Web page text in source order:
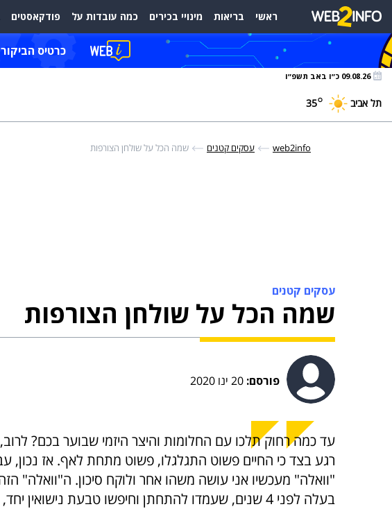
ראשי בריאות מינויי בכירים כמה עובדות על פודקאסטים
כרטיס
09.08.26 כ״ו באב תשפ״ו
תל אביב 35°
web2info עסקים קטנים שמה הכל על שולחן הצורפות
עסקים קטנים
שמה הכל על שולחן הצורפות
פורסם:
עד כמה רחוק תלכו עם החלומות והיצר היזמי שבוער בכם?
רגע בצד כי החיים פשוט התגלגלו, פשוט מתחת לאף. אז נכון,
"וואלה" מעכשיו אני עושה משהו אחר ולוקח סיכון. ה"וואלה"
בעלה לפני 4 שנים, שעמדו להתחתן וחיפשו טבעת נישואין יחד, יואב הציע שתעצב בעצמה.